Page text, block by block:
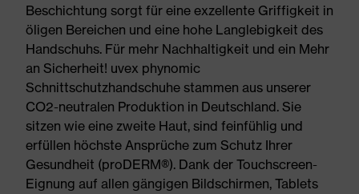
Beschichtung sorgt für eine exzellente Griffigkeit in
öligen Bereichen und eine hohe Langlebigkeit des
Handschuhs. Für mehr Nachhaltigkeit und ein Mehr
an Sicherheit! uvex phynomic
Schnittschutzhandschuhe stammen aus unserer
CO2-neutralen Produktion in Deutschland. Sie
sitzen wie eine zweite Haut, sind feinfühlig und
erfüllen höchste Ansprüche zum Schutz Ihrer
Gesundheit (proDERM®). Dank der Touchscreen-
Eignung auf allen gängigen Bildschirmen, Tablets